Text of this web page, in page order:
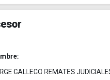
GALLEGO REMATES